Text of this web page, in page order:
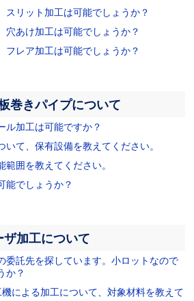
スリット加工は可能でしょうか？
穴あけ加工は可能でしょうか？
フレア加工は可能でしょうか？
巻きパイプについて
ル加工は可能ですか？
いて、保有設備を教えてください。
範囲を教えてください。
能でしょうか？
加工について
委託先を探しています。小ロットなので
か？
による加工について、対象材料を教えて